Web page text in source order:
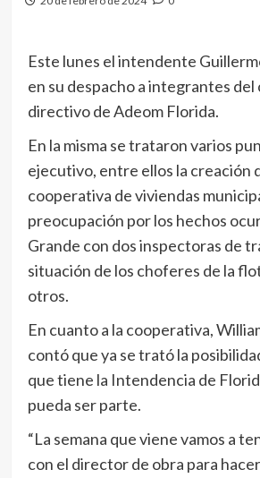
Este lunes el intendente
en su despacho a integrantes del
directivo de Adeom Florida.
En la misma se trataron varios
ejecutivo, entre ellos la creación
cooperativa de viviendas
preocupación por los hechos
Grande con dos inspectoras de
situación de los choferes de la
otros.
En cuanto a la cooperativa,
contó que ya se trató la
que tiene la Intendencia de
pueda ser parte.
“La semana que viene vamos a
con el director de obra para